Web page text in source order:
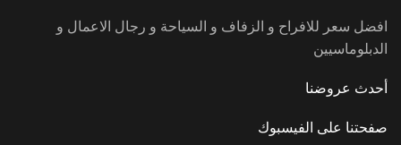
افضل سعر للافراح و الزفاف و السياحة و رجال الاعمال و
الدبلوماسيين
أحدث عروضنا
صفحتنا على الفيسبوك